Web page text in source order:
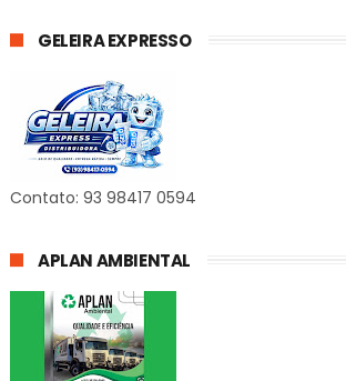
GELEIRA EXPRESSO
Contato: 93 98417 0594
APLAN AMBIENTAL